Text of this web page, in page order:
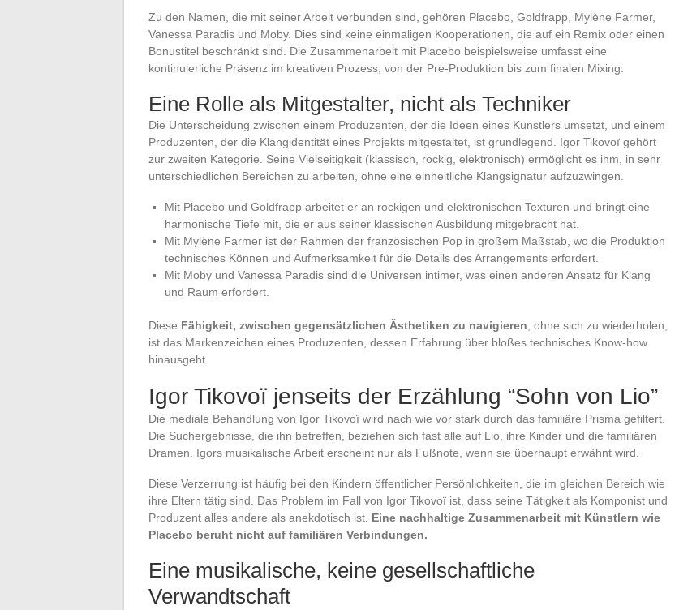
Zu den Namen, die mit seiner Arbeit verbunden sind, gehören Placebo, Goldfrapp, Mylène Farmer,
Vanessa Paradis und Moby. Dies sind keine einmaligen Kooperationen, die auf ein Remix oder einen
Bonustitel beschränkt sind. Die Zusammenarbeit mit Placebo beispielsweise umfasst eine
kontinuierliche Präsenz im kreativen Prozess, von der Pre-Produktion bis zum finalen Mixing.
Eine Rolle als Mitgestalter, nicht als Techniker
Die Unterscheidung zwischen einem Produzenten, der die Ideen eines Künstlers umsetzt, und einem
Produzenten, der die Klangidentität eines Projekts mitgestaltet, ist grundlegend. Igor Tikovoï gehört
zur zweiten Kategorie. Seine Vielseitigkeit (klassisch, rockig, elektronisch) ermöglicht es ihm, in sehr
unterschiedlichen Bereichen zu arbeiten, ohne eine einheitliche Klangsignatur aufzuzwingen.
Mit Placebo und Goldfrapp arbeitet er an rockigen und elektronischen Texturen und bringt eine
harmonische Tiefe mit, die er aus seiner klassischen Ausbildung mitgebracht hat.
Mit Mylène Farmer ist der Rahmen der französischen Pop in großem Maßstab, wo die Produktion
technisches Können und Aufmerksamkeit für die Details des Arrangements erfordert.
Mit Moby und Vanessa Paradis sind die Universen intimer, was einen anderen Ansatz für Klang
und Raum erfordert.
Diese Fähigkeit, zwischen gegensätzlichen Ästhetiken zu navigieren, ohne sich zu wiederholen,
ist das Markenzeichen eines Produzenten, dessen Erfahrung über bloßes technisches Know-how
hinausgeht.
Igor Tikovoï jenseits der Erzählung “Sohn von Lio”
Die mediale Behandlung von Igor Tikovoï wird nach wie vor stark durch das familiäre Prisma gefiltert.
Die Suchergebnisse, die ihn betreffen, beziehen sich fast alle auf Lio, ihre Kinder und die familiären
Dramen. Igors musikalische Arbeit erscheint nur als Fußnote, wenn sie überhaupt erwähnt wird.
Diese Verzerrung ist häufig bei den Kindern öffentlicher Persönlichkeiten, die im gleichen Bereich wie
ihre Eltern tätig sind. Das Problem im Fall von Igor Tikovoï ist, dass seine Tätigkeit als Komponist und
Produzent alles andere als anekdotisch ist. Eine nachhaltige Zusammenarbeit mit Künstlern wie
Placebo beruht nicht auf familiären Verbindungen.
Eine musikalische, keine gesellschaftliche
Verwandtschaft